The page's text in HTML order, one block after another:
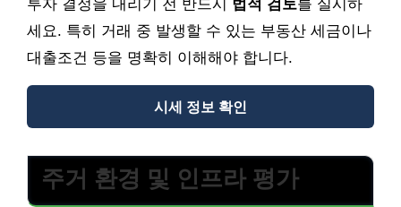
투자 결정을 내리기 전 반드시 법적 검토를 실시하
세요. 특히 거래 중 발생할 수 있는 부동산 세금이나
대출조건 등을 명확히 이해해야 합니다.
시세 정보 확인
주거 환경 및 인프라 평가